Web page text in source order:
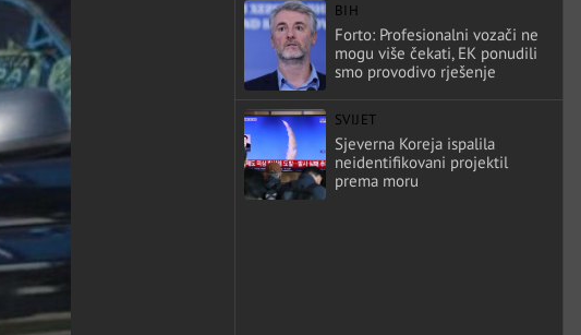
BIH
Forto: Profesionalni vozači ne
mogu više čekati, EK ponudili
smo provodivo rješenje
SVIJET
Sjeverna Koreja ispalila
neidentifikovani projektil
prema moru